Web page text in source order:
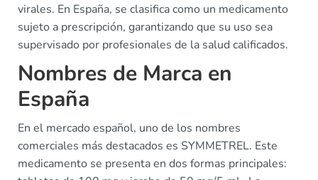
virales. En España, se clasifica como un medicamento
sujeto a prescripción, garantizando que su uso sea
supervisado por profesionales de la salud calificados.
Nombres de Marca en
España
En el mercado español, uno de los nombres
comerciales más destacados es SYMMETREL. Este
medicamento se presenta en dos formas principales: